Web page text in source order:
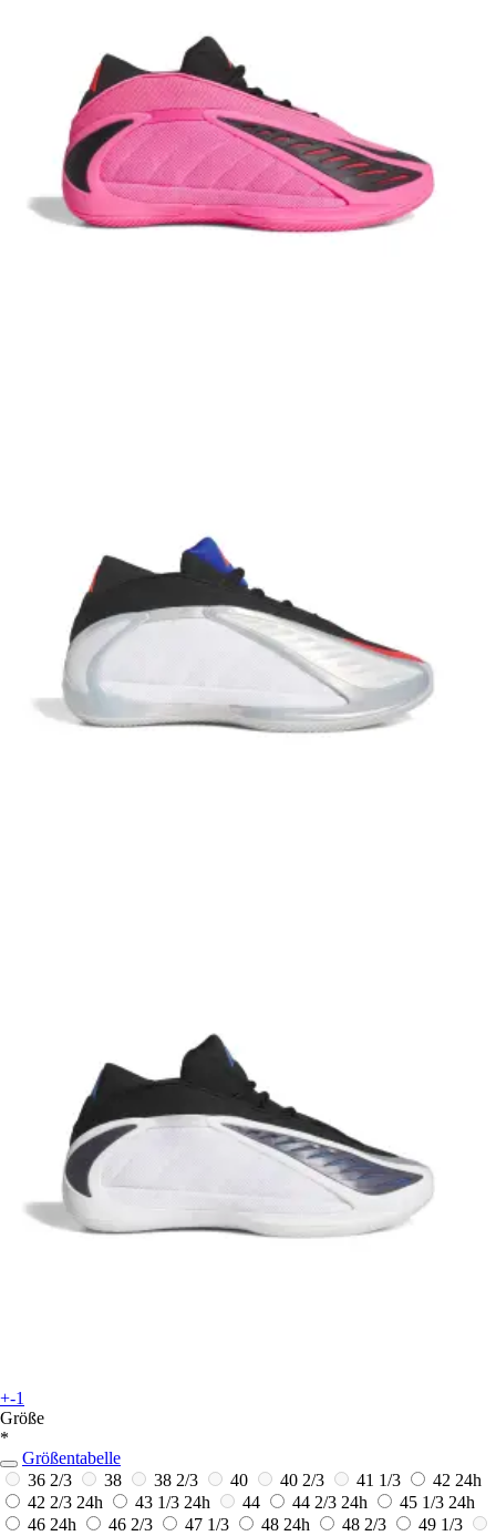
+-1
Größe
*
Größentabelle
36 2/3
38 38 2/3 40 40 2/3 41 1/3 42 24h
42 2/3 24h 43 1/3 24h 44 44 2/3 24h 45 1/3 24h
46 24h 46 2/3 47 1/3 48 24h 48 2/3
49 1/3